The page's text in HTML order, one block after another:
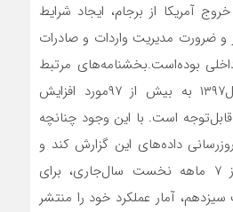
با خروج آمریکا از برجام، ایجاد شرایط
و ضرورت مدیریت واردات و صادرات
بوده‌است.‌بخشنامه‌‌‌‌‌های مرتبط
با مقررات ارزی در سال‌۱۳۹۷ به بیش از ۹۷‌مورد افزایش
است. با این وجود چنانچه
داده‌های این گزارش کند و
در بازه‌‌‌‌‌ای بلندمدت‌‌‌‌‌تر از ۷ ماهه نخست سال‌جاری، برای
سیزدهم، آمار عملکرد خود را منتشر